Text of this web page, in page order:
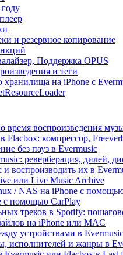
и резервное копирование
Поддержка OPUS
и теги
хранилища на iPhone с
время воспроизведения
компрессор,
без пауз в Evermusic
реверберация, дилей,
воспроизводить их в
или Live Music Archive
/ NAS на iPhone с
с помощью CarPlay
треков в Spotify:
на iPhone или MAC
устройствами в
исполнителей и жанры в